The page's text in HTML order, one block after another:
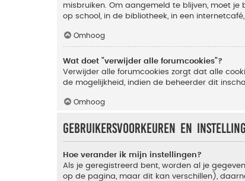
misbruiken. Om aangemeld te blijven, moet
op school, in de bibliotheek, in een
Omhoog
Wat doet "verwijder alle forumcookies"?
Verwijder alle forumcookies zorgt dat alle
de mogelijkheid, indien de beheerder dit
Omhoog
Gebruikersvoorkeuren en
Hoe verander ik mijn instellingen?
Als je geregistreerd bent, worden al je
op de pagina, maar dit kan verschillen),